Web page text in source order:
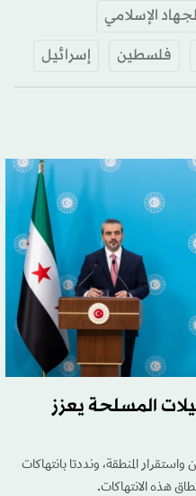
الإسلامي
فلسطين إسرائيل
المسلحة يعزز
المنطقة، ونددتا بانتهاكات
هذه الانتهاكات.